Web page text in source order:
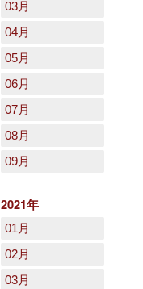
03月
04月
05月
06月
07月
08月
09月
2021年
01月
02月
03月